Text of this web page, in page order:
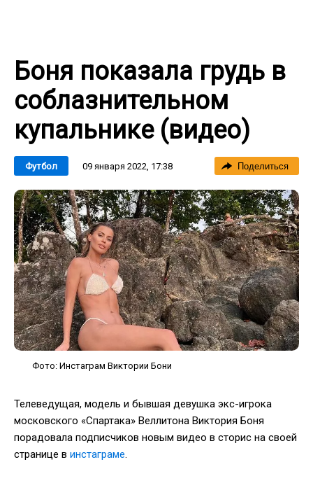
Боня показала грудь в
соблазнительном
купальнике (видео)
Футбол 09 января 2022, 17:38 Поделиться
Фото: Инстаграм Виктории Бони
Телеведущая, модель и бывшая девушка экс-игрока
московского «Спартака» Веллитона Виктория Боня
порадовала подписчиков новым видео в сторис на своей
странице в инстаграме.